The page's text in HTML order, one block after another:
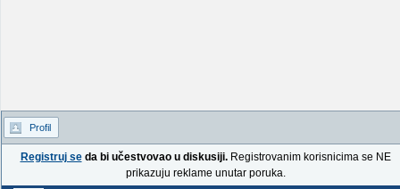
Profil
Registruj seda bi učestvovao u diskusiji.Registrovanim korisnicima se NE
prikazuju reklame unutar poruka.